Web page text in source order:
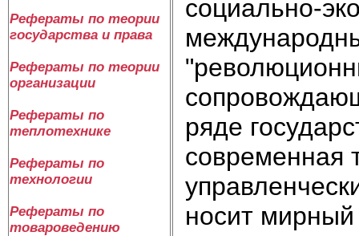
Рефераты по теории
государства и права
Рефераты по теории
организации
Рефераты по
теплотехнике
Рефераты по
технологии
Рефераты по
товароведению
социально-
ряде
современная
носит мирный